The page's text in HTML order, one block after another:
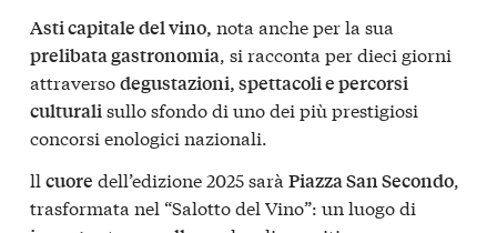
Asti capitale del vino, nota anche per la sua
prelibata gastronomia, si racconta per dieci giorni
attraversodegustazioni, spettacoli e percorsi
culturalisullo sfondo di uno dei più prestigiosi
concorsi enologici nazionali.
ll cuore dell’edizione 2025 sarà Piazza San Secondo,
trasformata nel “Salotto del Vino”: un luogo di